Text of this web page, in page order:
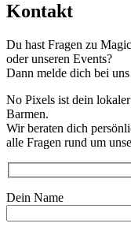
Kontakt
Du hast Fragen zu
oder unseren Events?
Dann melde dich bei
No Pixels ist dein
Barmen.
Wir beraten dich
alle Fragen rund um
Dein Name